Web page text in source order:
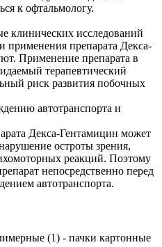
к офтальмологу.
клинических исследований
применения препарата Декса-
Применение препарата в
терапевтический
риск развития побочных
автотранспорта и
Декса-Гентамицин может
остроты зрения,
реакций. Поэтому
непосредственно перед
автотранспорта.
(1) - пачки картонные